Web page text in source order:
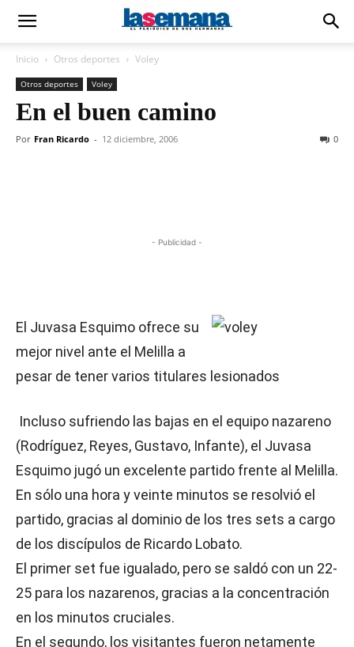
Inicio Otros deportes Voley
Otros deportes Voley
En el buen camino
Por Fran Ricardo - 12 diciembre, 2006 0
- Publicidad -
El Juvasa Esquimo ofrece su
mejor nivel ante el Melilla a
pesar de tener varios titulares lesionados
Incluso sufriendo las bajas en el equipo nazareno
(Rodríguez, Reyes, Gustavo, Infante), el Juvasa
Esquimo jugó un excelente partido frente al Melilla.
En sólo una hora y veinte minutos se resolvió el
partido, gracias al dominio de los tres sets a cargo
de los discípulos de Ricardo Lobato.
El primer set fue igualado, pero se saldó con un 22-
25 para los nazarenos, gracias a la concentración
en los minutos cruciales.
En el segundo, los visitantes fueron netamente